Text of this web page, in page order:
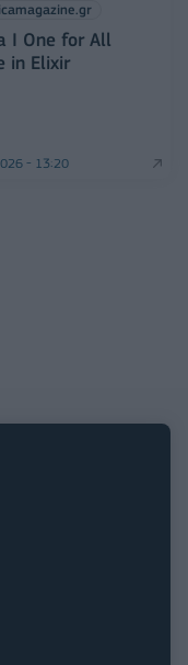
I One for All
in Elixir
- 13:20